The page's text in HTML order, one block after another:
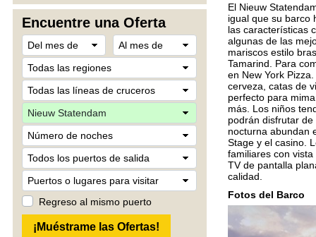
Encuentre una Oferta
Regreso al mismo puerto
El Nieuw
igual que su barco
las características
algunas de las
mariscos estilo
Tamarind. Para
en New York
cerveza, catas de
perfecto para
más. Los niños
podrán disfrutar
nocturna abundan
Stage y el casino.
familiares con
TV de pantalla
calidad.
Fotos del Barco